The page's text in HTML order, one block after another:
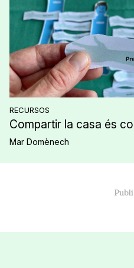
RECURSOS
Compartir la casa és
Mar Domènech